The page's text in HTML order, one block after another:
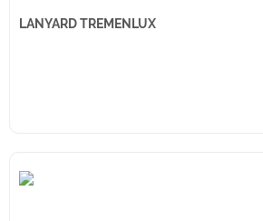
LANYARD TREMENLUX